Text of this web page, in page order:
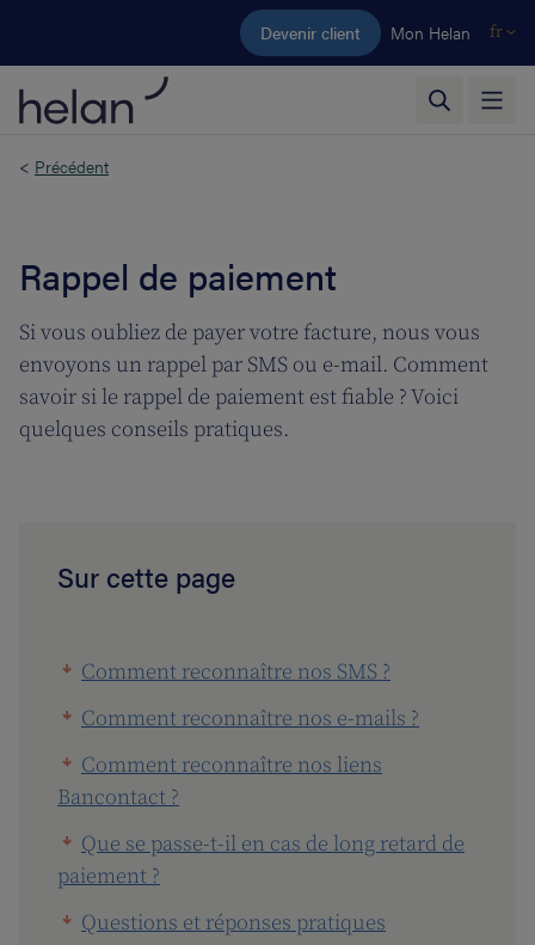
Aller au contenu principal
Devenir client Mon Helan fr
< Précédent
Rappel de paiement
Si vous oubliez de payer votre facture, nous vous
envoyons un rappel par SMS ou e-mail. Comment
savoir si le rappel de paiement est fiable ? Voici
quelques conseils pratiques.
Sur cette page
Comment reconnaître nos SMS ?
Comment reconnaître nos e-mails ?
Comment reconnaître nos liens
Bancontact ?
Que se passe-t-il en cas de long retard de
paiement ?
Questions et réponses pratiques